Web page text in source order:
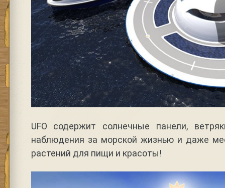
UFO содержит солнечные панели,
наблюдения за морской жизнью и даже
растений для пищи и красоты!